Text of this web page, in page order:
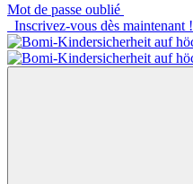
Mot de passe oublié
Inscrivez-vous dès maintenant !